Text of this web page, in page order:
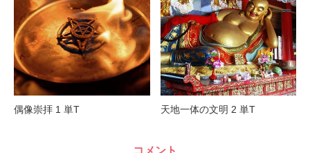
偶像崇拝 1 単T 天地一体の文明 2 単T
コメント